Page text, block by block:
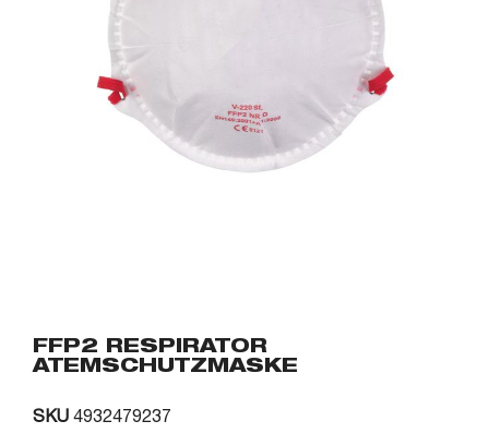
FFP2 RESPIRATOR
ATEMSCHUTZMASKE
SKU 4932479237